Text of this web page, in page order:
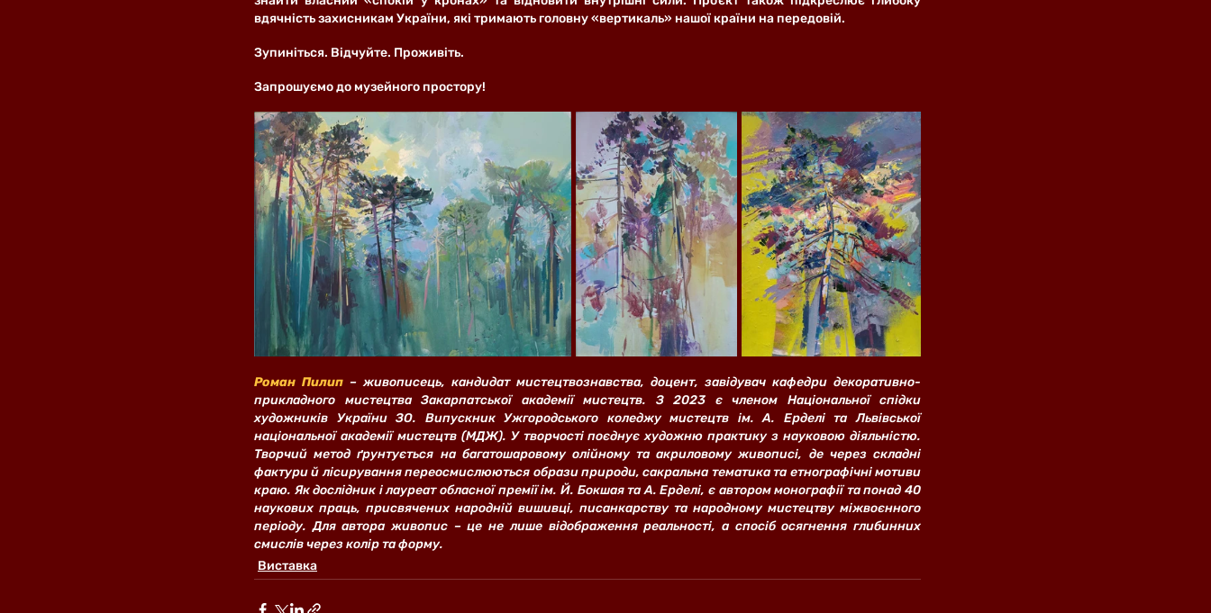
вдячність захисникам України, які тримають головну «вертикаль» нашої країни на передовій.
Зупиніться. Відчуйте. Проживіть.
Запрошуємо до музейного простору!
Роман Пилип – живописець, кандидат мистецтвознавства, доцент, завідувач кафедри декоративно-
прикладного мистецтва Закарпатської академії мистецтв. З 2023 є членом Національної спідки
художників України ЗО. Випускник Ужгородського коледжу мистецтв ім. А. Ерделі та Львівської
національної академії мистецтв (МДЖ). У творчості поєднує художню практику з науковою діяльністю.
Творчий метод ґрунтується на багатошаровому олійному та акриловому живописі, де через складні
фактури й лісирування переосмислюються образи природи, сакральна тематика та етнографічні мотиви
краю. Як дослідник і лауреат обласної премії ім. Й. Бокшая та А. Ерделі, є автором монографії та понад 40
наукових праць, присвячених народній вишивці, писанкарству та народному мистецтву міжвоєнного
періоду. Для автора живопис – це не лише відображення реальності, а спосіб осягнення глибинних
смислів через колір та форму.
Виставка